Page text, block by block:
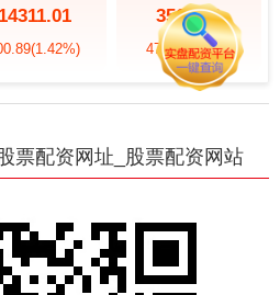
14311.01
(1.42%)
3563.12
47.56(1.35%)
票配资网址_股票配资网站